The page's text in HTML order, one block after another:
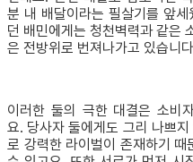
분 내 배달이라는 필살기를 앞
던 배민에게는 청천벽력과 같은
은 전방위로 번져나가고 있습니
이러한 둘의 극한 대결은 소비
요. 당사자 둘에게도 그리 나쁘
로 강력한 라이벌이 존재하기